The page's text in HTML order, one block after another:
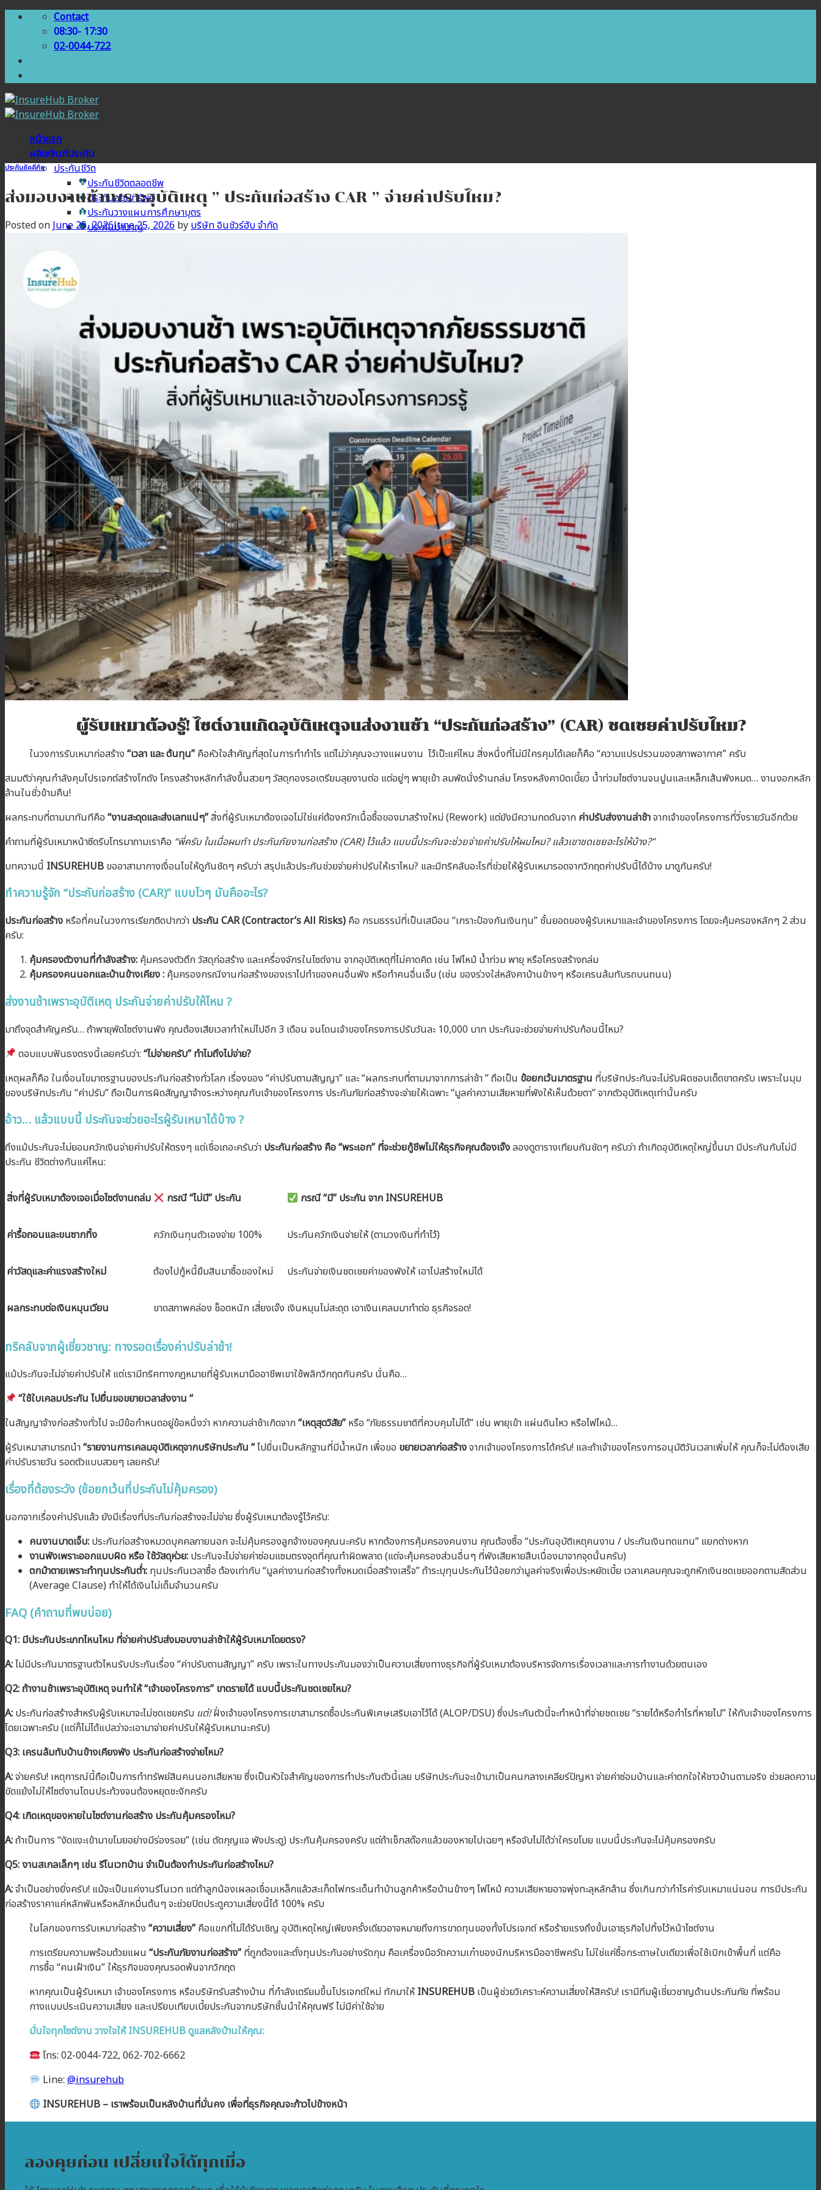
Skip
Contact
08:30- 17:30
02-0044-722
หน้าแรก
ผลิตภัณฑ์ประกัน
ประกันชีวิต
ประกันชีวิตตลอดชีพ
ประกันออมทรัพย์
ประกันวางแผนการศึกษาบุตร
ประกันบำนาญ
ประกันมะเร็ง
ประกันเดินทาง
ประกันเดินทางในประเทศ
ประกันภัย
ประกันรถยนต์
พ.ร.บ. รถยนต์
ประกันอัคคีภัย
ประกันอุบัติเหตุ
ประกันสัตว์เลี้ยง
ลูกค้าองค์กร
ประกันความเสี่ยงภัยทรัพย์สิน (IAR)
ประกันกลุ่มองค์กร
ประกันคีย์แมน
ค้นหาประกันสุขภาพ
โปรโมชั่น
บทความ
ติดต่อเรา
สมัครตัวแทน
เข้าสู่ระบบตัวแทน
ประกันอัคคีภัย
ส่งมอบงานช้าเพราะอุบัติเหตุ ” ประกันก่อสร้าง CAR ” จ่ายค่าปรับไหม?
Posted on June 25, 2026June 25, 2026 byบริษัท อินชัวร์ฮับ จำกัด
ผู้รับเหมาต้องรู้! ไซต์งานเกิดอุบัติเหตุจนส่งงานช้า “ประกันก่อสร้าง” (CAR) ชดเชยค่าปรับไหม?
ในวงการรับเหมาก่อสร้าง “เวลา และ ต้นทุน” คือหัวใจสำคัญที่สุดในการทำกำไร แต่ไม่ว่าคุณจะวางแผนงาน ไว้เป๊ะแค่ไหน สิ่งหนึ่งที่ไม่มีใครคุมได้เลยก็คือ “ความแปรปรวนของสภาพอากาศ” ครับ
สมมติว่าคุณกำลังคุมโปรเจกต์สร้างโกดัง โครงสร้างหลักกำลังขึ้นสวยๆ วัสดุกองรอเตรียมลุยงานต่อ แต่อยู่ๆ พายุเข้า ลมพัดนั่งร้านถล่ม โครงหลังคาบิดเบี้ยว น้ำท่วมไซต์งานจนปูนและเหล็กเส้นพังหมด… งานงอกหลัก
ล้านในชั่วข้ามคืน!
ผลกระทบที่ตามมาทันทีคือ “งานสะดุดและส่งเลทแน่ๆ”สิ่งที่ผู้รับเหมาต้องเจอไม่ใช่แค่ต้องควักเนื้อซื้อของมาสร้างใหม่ (Rework) แต่ยังมีความกดดันจาก ค่าปรับส่งงานล่าช้าจากเจ้าของโครงการที่วิ่งรายวันอีกด้วย
คำถามที่ผู้รับเหมาหน้าซีดรีบโทรมาถามเราคือ “พี่ครับ ในเมื่อผมทำ ประกันภัยงานก่อสร้าง (CAR) ไว้แล้ว แบบนี้ประกันจะช่วยจ่ายค่าปรับให้ผมไหม? แล้วเขาชดเชยอะไรให้บ้าง?”
บทความนี้ INSUREHUB ขออาสามากางเงื่อนไขให้ดูกันชัดๆ ครับว่า สรุปแล้วประกันช่วยจ่ายค่าปรับให้เราไหม? และมีทริคลับอะไรที่ช่วยให้ผู้รับเหมารอดจากวิกฤตค่าปรับนี้ได้บ้าง มาดูกันครับ!
ทำความรู้จัก “ประกันก่อสร้าง (CAR)” แบบไวๆ มันคืออะไร?
ประกันก่อสร้าง หรือที่คนในวงการเรียกติดปากว่า ประกัน CAR (Contractor’s All Risks) คือ กรมธรรม์ที่เป็นเสมือน “เกราะป้องกันเงินทุน” ชั้นยอดของผู้รับเหมาและเจ้าของโครงการ โดยจะคุ้มครองหลักๆ 2 ส่วน
ครับ:
คุ้มครองตัวงานที่กำลังสร้าง: คุ้มครองตัวตึก วัสดุก่อสร้าง และเครื่องจักรในไซต์งาน จากอุบัติเหตุที่ไม่คาดคิด เช่น ไฟไหม้ น้ำท่วม พายุ หรือโครงสร้างถล่ม
คุ้มครองคนนอกและบ้านข้างเคียง : คุ้มครองกรณีงานก่อสร้างของเราไปทำของคนอื่นพัง หรือทำคนอื่นเจ็บ (เช่น ของร่วงใส่หลังคาบ้านข้างๆ หรือเครนล้มทับรถบนถนน)
ส่งงานช้าเพราะอุบัติเหตุ ประกันจ่ายค่าปรับให้ไหม ?
มาถึงจุดสำคัญครับ… ถ้าพายุพัดไซต์งานพัง คุณต้องเสียเวลาทำใหม่ไปอีก 3 เดือน จนโดนเจ้าของโครงการปรับวันละ 10,000 บาท ประกันจะช่วยจ่ายค่าปรับก้อนนี้ไหม?
ตอบแบบฟันธงตรงนี้เลยครับว่า:“ไม่จ่ายครับ” ทำไมถึงไม่จ่าย?
เหตุผลก็คือ ในเงื่อนไขมาตรฐานของประกันก่อสร้างทั่วโลก เรื่องของ “ค่าปรับตามสัญญา” และ “ผลกระทบที่ตามมาจากการล่าช้า ” ถือเป็น ข้อยกเว้นมาตรฐาน ที่บริษัทประกันจะไม่รับผิดชอบเด็ดขาดครับ เพราะในมุม
ของบริษัทประกัน “ค่าปรับ” ถือเป็นการผิดสัญญาจ้างระหว่างคุณกับเจ้าของโครงการ ประกันภัยก่อสร้างจะจ่ายให้เฉพาะ “มูลค่าความเสียหายที่พังให้เห็นด้วยตา” จากตัวอุบัติเหตุเท่านั้นครับ
อ้าว… แล้วแบบนี้ ประกันจะช่วยอะไรผู้รับเหมาได้บ้าง ?
ถึงแม้ประกันจะไม่ยอมควักเงินจ่ายค่าปรับให้ตรงๆ แต่เชื่อเถอะครับว่า ประกันก่อสร้าง คือ “พระเอก” ที่จะช่วยกู้ชีพไม่ให้ธุรกิจคุณต้องเจ๊งลองดูตารางเทียบกันชัดๆ ครับว่า ถ้าเกิดอุบัติเหตุใหญ่ขึ้นมา มีประกันกับไม่มี
ประกัน ชีวิตต่างกันแค่ไหน:
สิ่งที่ผู้รับเหมาต้องเจอเมื่อไซต์งานถล่ม กรณี “ไม่มี” ประกัน กรณี “มี” ประกัน จาก INSUREHUB
ค่ารื้อถอนและขนซากทิ้ง ควักเงินทุนตัวเองจ่าย 100% ประกันควักเงินจ่ายให้ (ตามวงเงินที่ทำไว้)
ค่าวัสดุและค่าแรงสร้างใหม่ ต้องไปกู้หนี้ยืมสินมาซื้อของใหม่ ประกันจ่ายเงินชดเชยค่าของพังให้ เอาไปสร้างใหม่ได้
ผลกระทบต่อเงินหมุนเวียน ขาดสภาพคล่อง ช็อตหนัก เสี่ยงเจ๊ง เงินหมุนไม่สะดุด เอาเงินเคลมมาทำต่อ ธุรกิจรอด!
ทริคลับจากผู้เชี่ยวชาญ: ทางรอดเรื่องค่าปรับล่าช้า!
แม้ประกันจะไม่จ่ายค่าปรับให้ แต่เรามีทริคทางกฎหมายที่ผู้รับเหมามืออาชีพเขาใช้พลิกวิกฤตกันครับ นั่นคือ…
“ใช้ใบเคลมประกัน ไปยื่นขอขยายเวลาส่งงาน “
ในสัญญาจ้างก่อสร้างทั่วไป จะมีข้อกำหนดอยู่ข้อหนึ่งว่า หากความล่าช้าเกิดจาก “เหตุสุดวิสัย” หรือ “ภัยธรรมชาติที่ควบคุมไม่ได้” เช่น พายุเข้า แผ่นดินไหว หรือไฟไหม้…
ผู้รับเหมาสามารถนำ“รายงานการเคลมอุบัติเหตุจากบริษัทประกัน “ไปยื่นเป็นหลักฐานที่มีน้ำหนัก เพื่อขอ ขยายเวลาก่อสร้างจากเจ้าของโครงการได้ครับ! และถ้าเจ้าของโครงการอนุมัติวันเวลาเพิ่มให้ คุณก็จะไม่ต้องเสีย
ค่าปรับรายวัน รอดตัวแบบสวยๆ เลยครับ!
เรื่องที่ต้องระวัง (ข้อยกเว้นที่ประกันไม่คุ้มครอง)
นอกจากเรื่องค่าปรับแล้ว ยังมีเรื่องที่ประกันก่อสร้างจะไม่จ่าย ซึ่งผู้รับเหมาต้องรู้ไว้ครับ:
คนงานบาดเจ็บ: ประกันก่อสร้างหมวดบุคคลภายนอก จะไม่คุ้มครองลูกจ้างของคุณนะครับ หากต้องการคุ้มครองคนงาน คุณต้องซื้อ “ประกันอุบัติเหตุคนงาน / ประกันเงินทดแทน” แยกต่างหาก
งานพังเพราะออกแบบผิด หรือ ใช้วัสดุห่วย: ประกันจะไม่จ่ายค่าซ่อมแซมตรงจุดที่คุณทำผิดพลาด (แต่จะคุ้มครองส่วนอื่นๆ ที่พังเสียหายสืบเนื่องมาจากจุดนั้นครับ)
ตกม้าตายเพราะทำทุนประกันต่ำ: ทุนประกันเวลาซื้อ ต้องเท่ากับ “มูลค่างานก่อสร้างทั้งหมดเมื่อสร้างเสร็จ” ถ้าระบุทุนประกันไว้น้อยกว่ามูลค่าจริงเพื่อประหยัดเบี้ย เวลาเคลมคุณจะถูกหักเงินชดเชยออกตามสัดส่วน
(Average Clause) ทำให้ได้เงินไม่เต็มจำนวนครับ
FAQ (คำถามที่พบบ่อย)
Q1: มีประกันประเภทไหนไหม ที่จ่ายค่าปรับส่งมอบงานล่าช้าให้ผู้รับเหมาโดยตรง?
A:ไม่มีประกันมาตรฐานตัวไหนรับประกันเรื่อง “ค่าปรับตามสัญญา” ครับ เพราะในทางประกันมองว่าเป็นความเสี่ยงทางธุรกิจที่ผู้รับเหมาต้องบริหารจัดการเรื่องเวลาและการทำงานด้วยตนเอง
Q2: ถ้างานช้าเพราะอุบัติเหตุ จนทำให้ “เจ้าของโครงการ” ขาดรายได้ แบบนี้ประกันชดเชยไหม?
A: ประกันก่อสร้างสำหรับผู้รับเหมาจะไม่ชดเชยครับ แต่!ฝั่งเจ้าของโครงการเขาสามารถซื้อประกันพิเศษเสริมเอาไว้ได้ (ALOP/DSU) ซึ่งประกันตัวนี้จะทำหน้าที่จ่ายชดเชย “รายได้หรือกำไรที่หายไป” ให้กับเจ้าของโครงการ
โดยเฉพาะครับ (แต่ก็ไม่ได้แปลว่าจะเอามาจ่ายค่าปรับให้ผู้รับเหมานะครับ)
Q3: เครนล้มทับบ้านข้างเคียงพัง ประกันก่อสร้างจ่ายไหม?
A:จ่ายครับ! เหตุการณ์นี้ถือเป็นการทำทรัพย์สินคนนอกเสียหาย ซึ่งเป็นหัวใจสำคัญของการทำประกันตัวนี้เลย บริษัทประกันจะเข้ามาเป็นคนกลางเคลียร์ปัญหา จ่ายค่าซ่อมบ้านและค่าตกใจให้ชาวบ้านตามจริง ช่วยลดความ
ขัดแย้งไม่ให้ไซต์งานโดนประท้วงจนต้องหยุดชะงักครับ
Q4: เกิดเหตุของหายในไซต์งานก่อสร้าง ประกันคุ้มครองไหม?
A:ถ้าเป็นการ “งัดแงะเข้ามาขโมยอย่างมีร่องรอย” (เช่น ตัดกุญแจ พังประตู) ประกันคุ้มครองครับ แต่ถ้าเช็กสต๊อกแล้วของหายไปเฉยๆ หรือจับไม่ได้ว่าใครขโมย แบบนี้ประกันจะไม่คุ้มครองครับ
Q5: งานสเกลเล็กๆ เช่น รีโนเวทบ้าน จำเป็นต้องทำประกันก่อสร้างไหม?
A:จำเป็นอย่างยิ่งครับ! แม้จะเป็นแค่งานรีโนเวท แต่ถ้าลูกน้องเผลอเชื่อมเหล็กแล้วสะเก็ดไฟกระเด็นทำบ้านลูกค้าหรือบ้านข้างๆ ไฟไหม้ ความเสียหายอาจพุ่งทะลุหลักล้าน ซึ่งเกินกว่ากำไรค่ารับเหมาแน่นอน การมีประกัน
ก่อสร้างราคาแค่หลักพันหรือหลักหมื่นต้นๆ จะช่วยปิดประตูความเสี่ยงนี้ได้ 100% ครับ
ในโลกของการรับเหมาก่อสร้าง “ความเสี่ยง” คือแขกที่ไม่ได้รับเชิญ อุบัติเหตุใหญ่เพียงครั้งเดียวอาจหมายถึงการขาดทุนของทั้งโปรเจกต์ หรือร้ายแรงถึงขั้นเอาธุรกิจไปทิ้งไว้หน้าไซต์งาน
การเตรียมความพร้อมด้วยแผน “ประกันภัยงานก่อสร้าง” ที่ถูกต้องและตั้งทุนประกันอย่างรัดกุม คือเครื่องมือวัดความเก๋าของนักบริหารมืออาชีพครับ ไม่ใช่แค่ซื้อกระดาษใบเดียวเพื่อใช้เบิกเข้าพื้นที่ แต่คือ
การซื้อ “คนเฝ้าเงิน” ให้ธุรกิจของคุณรอดพ้นจากวิกฤต
หากคุณเป็นผู้รับเหมา เจ้าของโครงการ หรือบริษัทรับสร้างบ้าน ที่กำลังเตรียมขึ้นโปรเจกต์ใหม่ ทักมาให้INSUREHUB เป็นผู้ช่วยวิเคราะห์ความเสี่ยงให้สิครับ! เรามีทีมผู้เชี่ยวชาญด้านประกันภัย ที่พร้อม
กางแบบประเมินความเสี่ยง และเปรียบเทียบเบี้ยประกันจากบริษัทชั้นนำให้คุณฟรี ไม่มีค่าใช้จ่าย
มั่นใจทุกไซต์งาน วางใจให้ INSUREHUB ดูแลหลังบ้านให้คุณ:
โทร: 02-0044-722, 062-702-6662
Line:@insurehub
INSUREHUB – เราพร้อมเป็นหลังบ้านที่มั่นคง เพื่อที่ธุรกิจคุณจะก้าวไปข้างหน้า
ลองคุยก่อน เปลี่ยนใจได้ทุกเมื่อ